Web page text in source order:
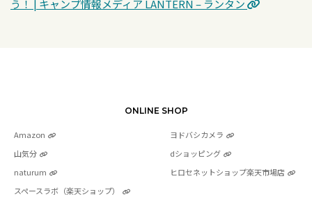
う！ | キャンプ情報メディア LANTERN – ランタン
ONLINE SHOP
Amazon
ヨドバシカメラ
山気分
dショッピング
naturum
ヒロセネットショップ楽天市場店
スペースラボ（楽天ショップ）